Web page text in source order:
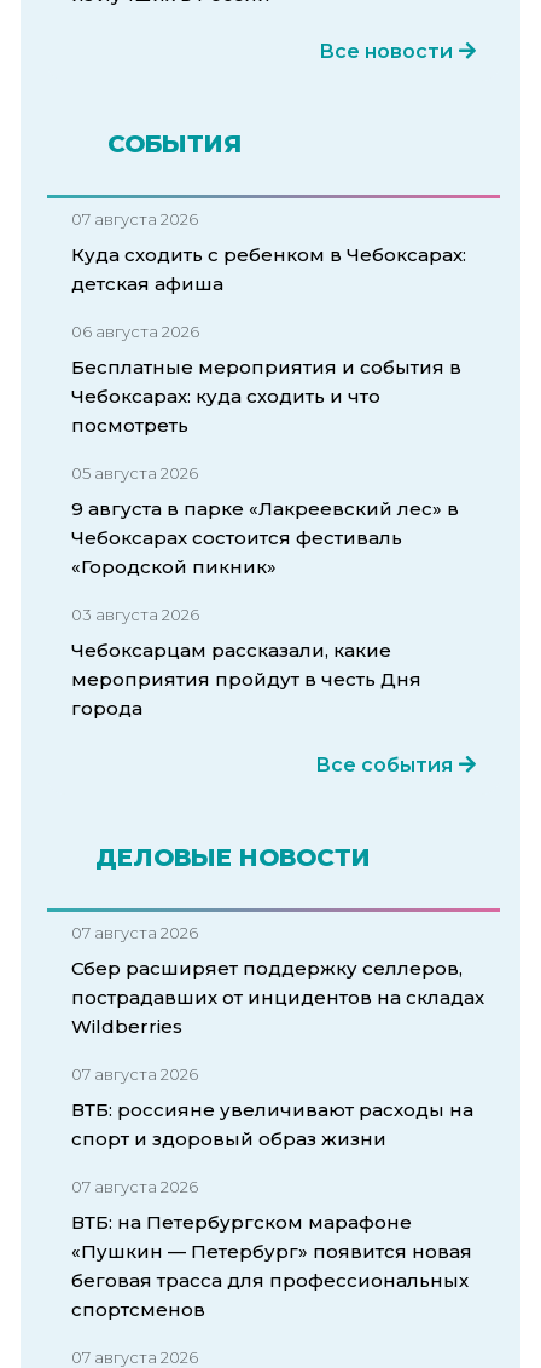
Все новости
СОБЫТИЯ
07 августа 2026
Куда сходить с ребенком в Чебоксарах:
детская афиша
06 августа 2026
Бесплатные мероприятия и события в
Чебоксарах: куда сходить и что
посмотреть
05 августа 2026
9 августа в парке «Лакреевский лес» в
Чебоксарах состоится фестиваль
«Городской пикник»
03 августа 2026
Чебоксарцам рассказали, какие
мероприятия пройдут в честь Дня
города
Все события
ДЕЛОВЫЕ НОВОСТИ
07 августа 2026
Сбер расширяет поддержку селлеров,
пострадавших от инцидентов на складах
Wildberries
07 августа 2026
ВТБ: россияне увеличивают расходы на
спорт и здоровый образ жизни
07 августа 2026
ВТБ: на Петербургском марафоне
«Пушкин — Петербург» появится новая
беговая трасса для профессиональных
спортсменов
07 августа 2026